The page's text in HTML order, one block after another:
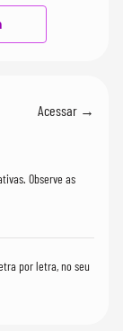
Acessar →
Observe as
por letra, no seu